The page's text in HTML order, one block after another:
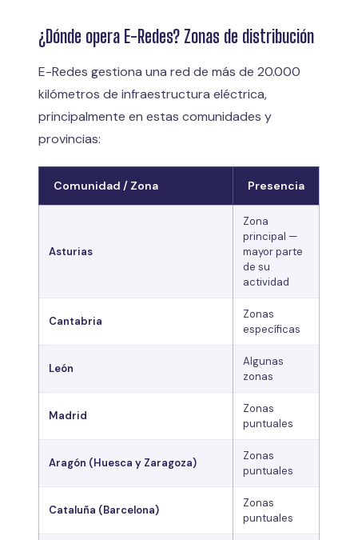
¿Dónde opera E-Redes? Zonas de distribución
E-Redes gestiona una red de más de 20.000
kilómetros de infraestructura eléctrica,
principalmente en estas comunidades y
provincias:
Comunidad / Zona Presencia
Asturias
Zona
principal —
mayor parte
de su
actividad
Cantabria
Zonas
específicas
León
Algunas
zonas
Madrid
Zonas
puntuales
Aragón (Huesca y Zaragoza)
Zonas
puntuales
Cataluña (Barcelona)
Zonas
puntuales